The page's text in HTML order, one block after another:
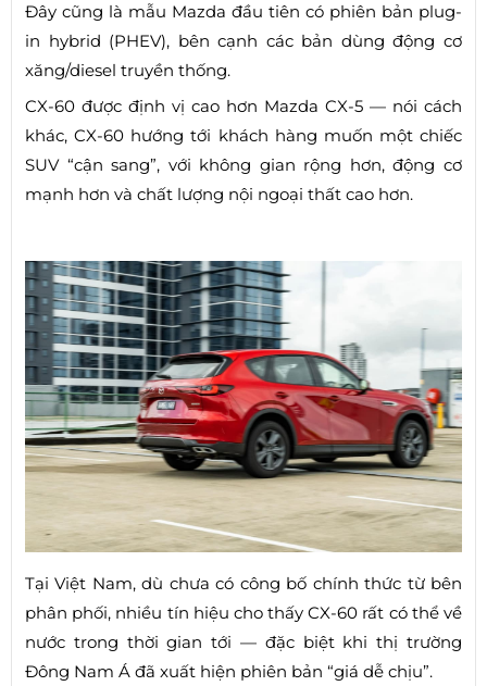
Đây cũng là mẫu Mazda đầu tiên có phiên bản plug-
in hybrid (PHEV), bên cạnh các bản dùng động cơ
xăng/diesel truyền thống.
CX-60 được định vị cao hơn Mazda CX-5 — nói cách
khác, CX-60 hướng tới khách hàng muốn một chiếc
SUV “cận sang”, với không gian rộng hơn, động cơ
mạnh hơn và chất lượng nội ngoại thất cao hơn.
Tại Việt Nam, dù chưa có công bố chính thức từ bên
phân phối, nhiều tín hiệu cho thấy CX-60 rất có thể về
nước trong thời gian tới — đặc biệt khi thị trường
Đông Nam Á đã xuất hiện phiên bản “giá dễ chịu”.